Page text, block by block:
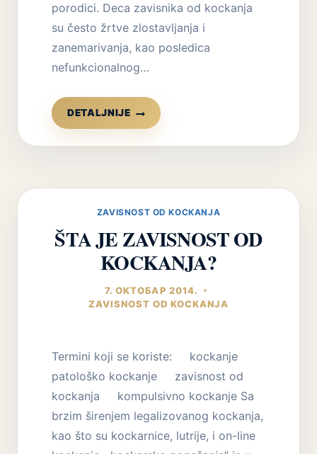
porodici. Deca zavisnika od kockanja
su često žrtve zlostavljanja i
zanemarivanja, kao posledica
nefunkcionalnog…
DETALJNIJE
ZAVISNOST
OD
U
ČINJENICE
ZAVISNOST OD KOCKANJA
ŠTA JE ZAVISNOST OD
KOCKANJA?
7. ОКТОБАР 2014.
ZAVISNOST OD KOCKANJA
Termini koji se koriste: kockanje
patološko kockanje zavisnost od
kockanja kompulsivno kockanje Sa
brzim širenjem legalizovanog kockanja,
kao što su kockarnice, lutrije, i on-line